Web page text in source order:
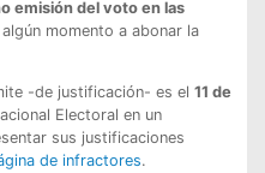
emisión del voto en las
momento a abonar la
-de justificación- es el 11 de
Electoral en un
sus justificaciones
de infractores.